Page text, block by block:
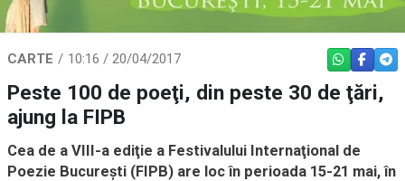
CARTE 10:16 / 20/04/2017 WHATSAPP
Peste 100 de poeţi, din peste 30 de ţări,
ajung la FIPB
Cea de a VIII-a ediţie a Festivalului Internaţional de
Poezie Bucureşti (FIPB) are loc în perioada 15-21 mai, în